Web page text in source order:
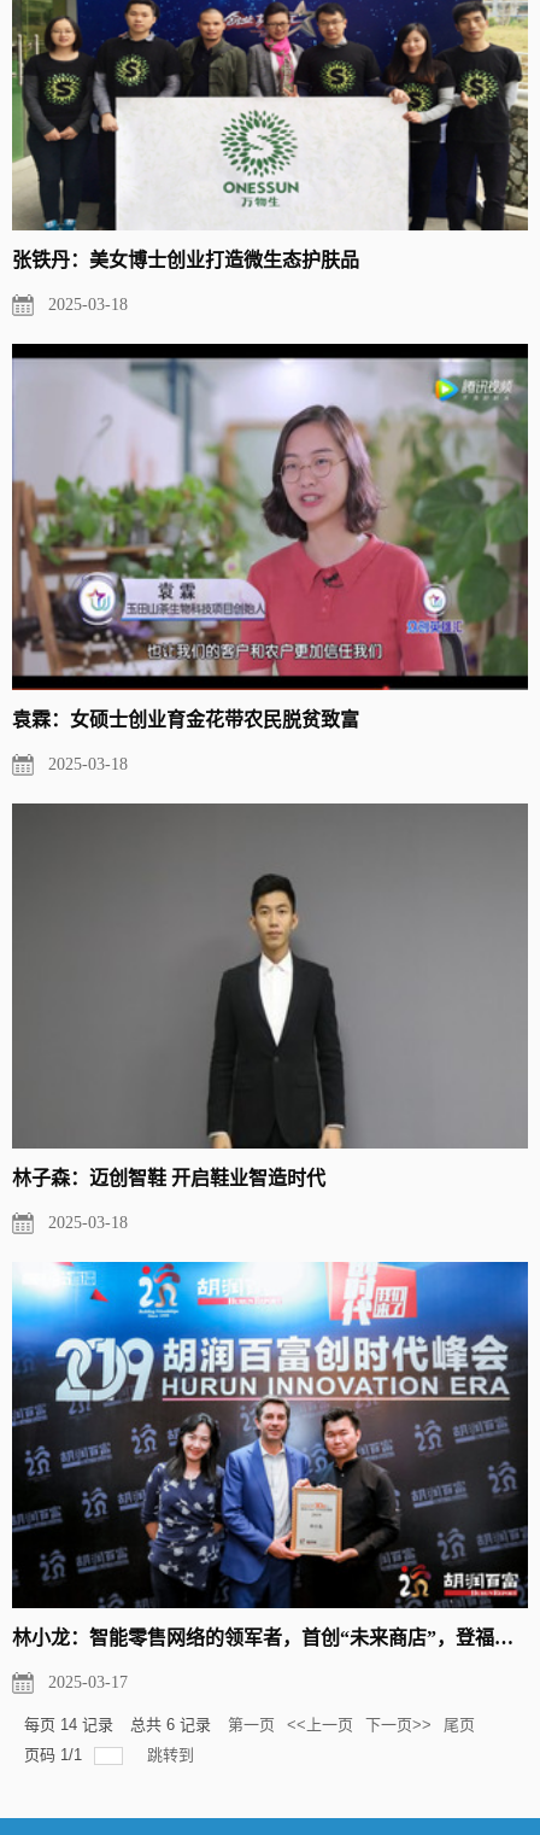
张铁丹：美女博士创业打造微生态护肤品
2025-03-18
袁霖：女硕士创业育金花带农民脱贫致富
2025-03-18
林子森：迈创智鞋 开启鞋业智造时代
2025-03-18
林小龙：智能零售网络的领军者，首创“未来商店”，登福布斯精英...
2025-03-17
每页 14 记录 总共 6 记录 第一页 <<上一页 下一页>>
尾页
页码 1/1 跳转到